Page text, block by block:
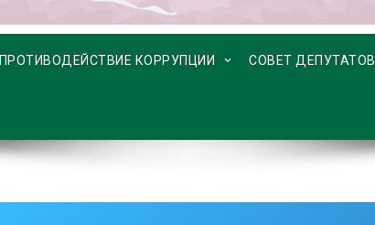
ПРОТИВОДЕЙСТВИЕ КОРРУПЦИИ СОВЕТ ДЕПУТАТОВ